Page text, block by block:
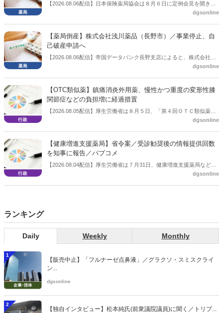
【2026.08.06配信】日本保険薬局協会は８月６日に定例会見を開き、
「穿刺血を用いる検査薬のOTC化等に関する要望書」を厚生労働省 医
dgsonline
【薬局倒産】株式会社浅川薬品（長野市）／事業停止、自
己破産申請へ
【2026.08.06配信】帝国データバンク長野支店によると、株式会社浅
川薬品（長野市）は7月31日に事業を停止し、自己破産申請の準備に
dgsonline
【OTC類似薬】鎮痛消炎外用薬、慢性かつ重度の変形性膝
関節症などの負担増に経過措置
【2026.08.05配信】厚生労働省は８月５日、「第４回ＯＴＣ類似薬の
保険給付の見直しの実施に向けた技術的検討会」を開催。「中間とり
会等に報告し、令和８年秋頃を目途に結論を得る予定。
dgsonline
【健康増進支援薬局】省令案／受診勧奨後の情報提供回数
を知事に報告／パブコメ
【2026.08.04配信】厚生労働省は７月31日、健康増進支援薬局などに
関する省令案を示し、パブコメを開始した。受診勧奨を行った後に、
dgsonline
ランキング
Daily Weekly Monthly
1
【販売中止】「フルナーゼ点鼻液」／グラクソ・スミスクライ
ン...
dgsonline
2
【独自インタビュー】松本純氏(前衆議院議員)に聞く／トリプ...